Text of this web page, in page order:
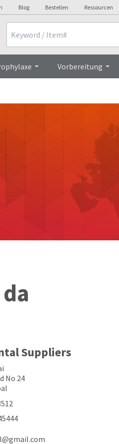
Blog Bestellen Ressourcen
Vorbereitung
Suppliers
No 24